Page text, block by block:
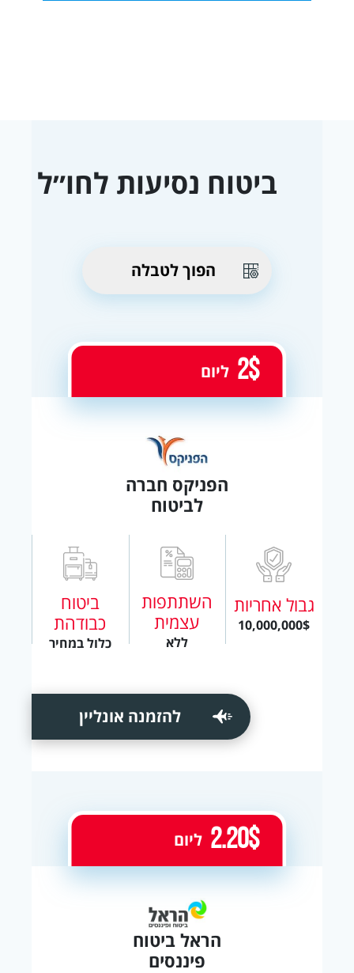
הפוך לטבלה
ביטוח נסיעות לחו״ל
הפניקס חברה
לביטוח
גבול אחריות
10,000,000$
השתתפות
עצמית
ללא
ביטוח
כבודהת
כלול במחיר
2$ ליום
להזמנה אונליין
הראל ביטוח
פיננסים
2.20$ ליום